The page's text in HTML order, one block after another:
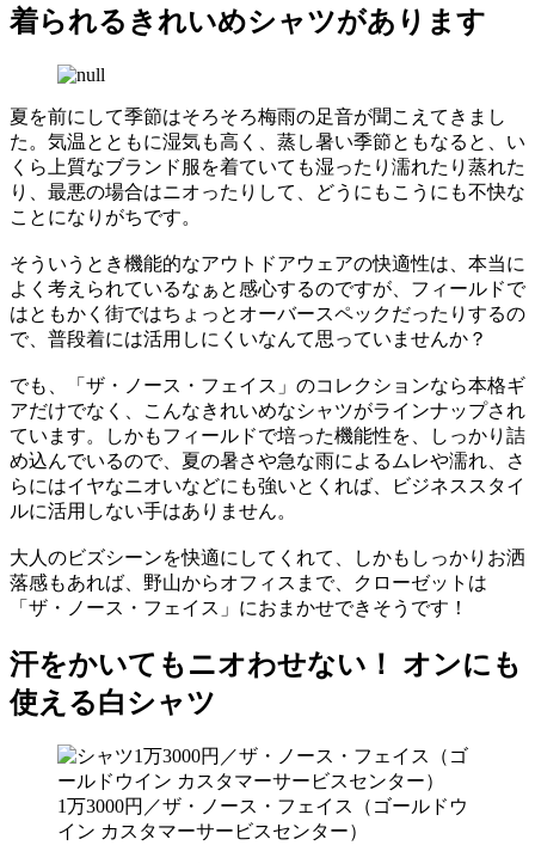
着られるきれいめシャツがあります
夏を前にして季節はそろそろ梅雨の足音が聞こえてきまし
た。気温とともに湿気も高く、蒸し暑い季節ともなると、い
くら上質なブランド服を着ていても湿ったり濡れたり蒸れた
り、最悪の場合はニオったりして、どうにもこうにも不快な
ことになりがちです。
そういうとき機能的なアウトドアウェアの快適性は、本当に
よく考えられているなぁと感心するのですが、フィールドで
はともかく街ではちょっとオーバースペックだったりするの
で、普段着には活用しにくいなんて思っていませんか？
でも、「ザ・ノース・フェイス」のコレクションなら本格ギ
アだけでなく、こんなきれいめなシャツがラインナップされ
ています。しかもフィールドで培った機能性を、しっかり詰
め込んでいるので、夏の暑さや急な雨によるムレや濡れ、さ
らにはイヤなニオいなどにも強いとくれば、ビジネススタイ
ルに活用しない手はありません。
大人のビズシーンを快適にしてくれて、しかもしっかりお洒
落感もあれば、野山からオフィスまで、クローゼットは
「ザ・ノース・フェイス」におまかせできそうです！
汗をかいてもニオわせない！ オンにも
使える白シャツ
1万3000円／ザ・ノース・フェイス（ゴールドウ
イン カスタマーサービスセンター）